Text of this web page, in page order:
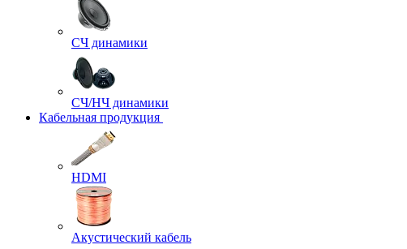
СЧ динамики
СЧ/НЧ динамики
Кабельная продукция
HDMI
Акустический кабель